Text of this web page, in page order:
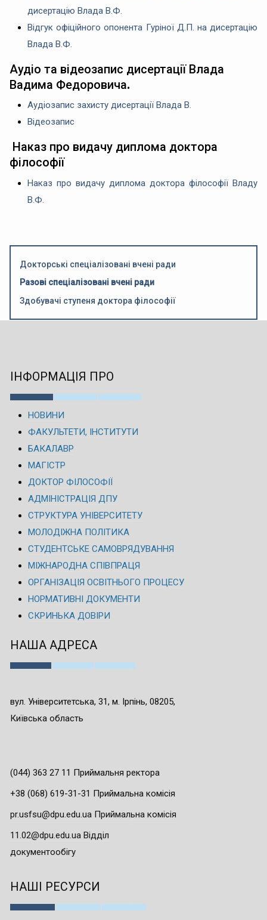
дисертацію Влада В.Ф.
Відгук офіційного опонента Гуріної Д.П. на дисертацію
Влада В.Ф.
Аудіо та відеозапис дисертації Влада
Вадима Федоровича.
Аудіозапис захисту дисертації Влада В.
Відеозапис
Наказ про видачу диплома доктора
філософії
Наказ про видачу диплома доктора філософії Владу
В.Ф.
Докторські спеціалізовані вчені ради
Разові спеціалізовані вчені ради
Здобувачі ступеня доктора філософії
ІНФОРМАЦІЯ ПРО
НОВИНИ
ФАКУЛЬТЕТИ, ІНСТИТУТИ
БАКАЛАВР
МАГІСТР
ДОКТОР ФІЛОСОФІЇ
АДМІНІСТРАЦІЯ ДПУ
СТРУКТУРА УНІВЕРСИТЕТУ
МОЛОДІЖНА ПОЛІТИКА
СТУДЕНТСЬКЕ САМОВРЯДУВАННЯ
МІЖНАРОДНА СПІВПРАЦЯ
ОРГАНІЗАЦІЯ ОСВІТНЬОГО ПРОЦЕСУ
НОРМАТИВНІ ДОКУМЕНТИ
СКРИНЬКА ДОВІРИ
НАША АДРЕСА
вул. Університетська, 31, м. Ірпінь, 08205,
Київська область
(044) 363 27 11 Приймальня ректора
+38 (068) 619-31-31 Приймальна комісія
pr.usfsu@dpu.edu.ua Приймальна комісія
11.02@dpu.edu.ua Відділ
документообігу
НАШІ РЕСУРСИ